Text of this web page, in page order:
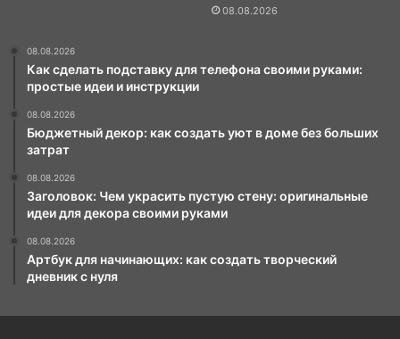
08.08.2026
08.08.2026
Как сделать подставку для телефона своими руками:
простые идеи и инструкции
08.08.2026
Бюджетный декор: как создать уют в доме без больших
затрат
08.08.2026
Заголовок: Чем украсить пустую стену: оригинальные
идеи для декора своими руками
08.08.2026
Артбук для начинающих: как создать творческий
дневник с нуля